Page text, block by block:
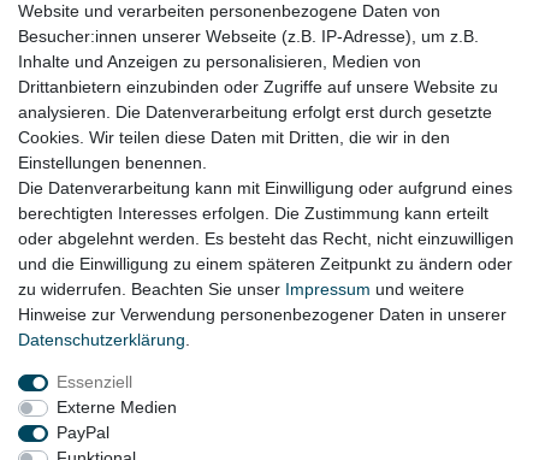
ob der Artikel bei Ihrem Fahrzeug passt
für:
Audi Q7 4L BJ. 2005 - 2010 ( BAR )
VW Touareg 7L Bj. 2006 - 1010 ( BAR, BHK )
Lieferzeit etwa 1 bis 3 Werktage
Website und verarbeiten personenbezogene Daten von
Besucher:innen unserer Webseite (z.B. IP-Adresse), um z.B.
Inhalte und Anzeigen zu personalisieren, Medien von
Drittanbietern einzubinden oder Zugriffe auf unsere Website zu
analysieren. Die Datenverarbeitung erfolgt erst durch gesetzte
Cookies. Wir teilen diese Daten mit Dritten, die wir in den
Einstellungen benennen.
Die Datenverarbeitung kann mit Einwilligung oder aufgrund eines
berechtigten Interesses erfolgen. Die Zustimmung kann erteilt
oder abgelehnt werden. Es besteht das Recht, nicht einzuwilligen
und die Einwilligung zu einem späteren Zeitpunkt zu ändern oder
zu widerrufen. Beachten Sie unser Impressum und weitere
Hinweise zur Verwendung personenbezogener Daten in unserer
Daten­schutz­erklärung
Essenziell
Externe Medien
PayPal
Impressum
Widerrufs­recht